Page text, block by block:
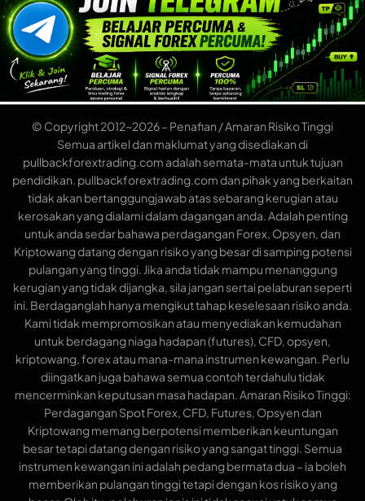
© Copyright 2012~2026 – Penafian / Amaran Risiko Tinggi
Semua artikel dan maklumat yang disediakan di
pullbackforextrading.com adalah semata-mata untuk tujuan
pendidikan. pullbackforextrading.com dan pihak yang berkaitan
tidak akan bertanggungjawab atas sebarang kerugian atau
kerosakan yang dialami dalam dagangan anda. Adalah penting
untuk anda sedar bahawa perdagangan Forex, Opsyen, dan
Kriptowang datang dengan risiko yang besar di samping potensi
pulangan yang tinggi. Jika anda tidak mampu menanggung
kerugian yang tidak dijangka, sila jangan sertai pelaburan seperti
ini. Berdaganglah hanya mengikut tahap keselesaan risiko anda.
Kami tidak mempromosikan atau menyediakan kemudahan
untuk berdagang niaga hadapan (futures), CFD, opsyen,
kriptowang, forex atau mana-mana instrumen kewangan. Perlu
diingatkan juga bahawa semua contoh terdahulu tidak
mencerminkan keputusan masa hadapan. Amaran Risiko Tinggi:
Perdagangan Spot Forex, CFD, Futures, Opsyen dan
Kriptowang memang berpotensi memberikan keuntungan
besar tetapi datang dengan risiko yang sangat tinggi. Semua
instrumen kewangan ini adalah pedang bermata dua – ia boleh
memberikan pulangan tinggi tetapi dengan kos risiko yang